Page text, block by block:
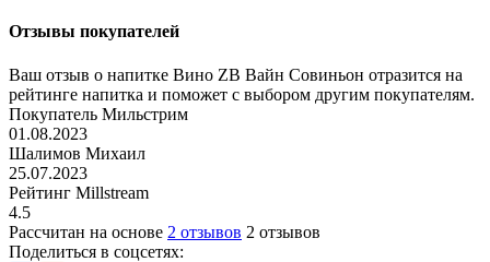
Отзывы покупателей
Ваш отзыв о напитке Вино ZB Вайн Совиньон отразится на
рейтинге напитка и поможет с выбором другим покупателям.
Покупатель Мильстрим
01.08.2023
Шалимов Михаил
25.07.2023
Рейтинг Millstream
4.5
Рассчитан на основе 2 отзывов 2 отзывов
Поделиться в соцсетях: